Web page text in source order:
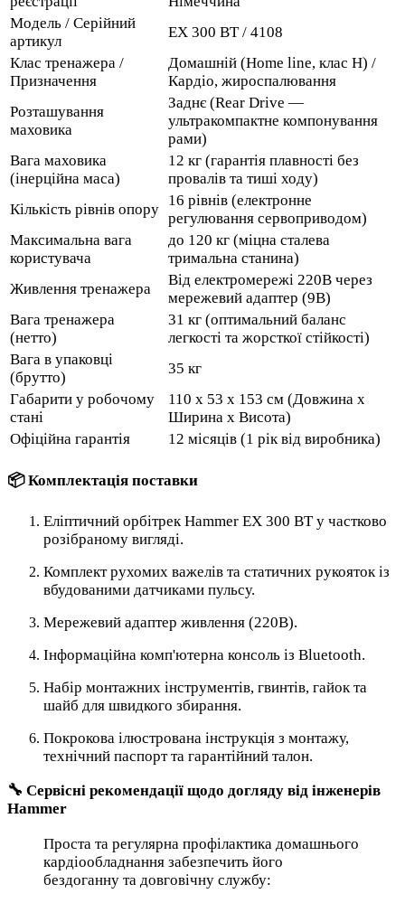
Модель / Серійний
артикул
EX 300 BT / 4108
Клас тренажера /
Призначення
Домашній (Home line, клас H) /
Кардіо, жироспалювання
Розташування
маховика
Заднє (Rear Drive —
ультракомпактне компонування
рами)
Вага маховика
(інерційна маса)
12 кг (гарантія плавності без
провалів та тиші ходу)
Кількість рівнів опору
16 рівнів (електронне
регулювання сервоприводом)
Максимальна вага
користувача
до 120 кг (міцна сталева
тримальна станина)
Живлення тренажера
Від електромережі 220В через
мережевий адаптер (9В)
Вага тренажера
(нетто)
31 кг (оптимальний баланс
легкості та жорсткої стійкості)
Вага в упаковці
(брутто)
35 кг
Габарити у робочому
стані
110 x 53 x 153 см (Довжина х
Ширина х Висота)
Офіційна гарантія
12 місяців (1 рік від виробника)
📦 Комплектація поставки
Еліптичний орбітрек Hammer EX 300 BT у частково
розібраному вигляді.
Комплект рухомих важелів та статичних рукояток із
вбудованими датчиками пульсу.
Мережевий адаптер живлення (220В).
Інформаційна комп'ютерна консоль із Bluetooth.
Набір монтажних інструментів, гвинтів, гайок та
шайб для швидкого збирання.
Покрокова ілюстрована інструкція з монтажу,
технічний паспорт та гарантійний талон.
🔧 Сервісні рекомендації щодо догляду від інженерів
Hammer
Проста та регулярна профілактика домашнього
кардіообладнання забезпечить його
бездоганну та довговічну службу: